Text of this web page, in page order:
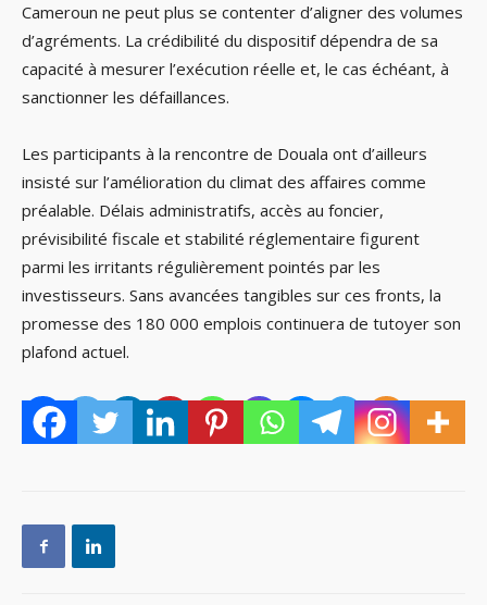
Cameroun ne peut plus se contenter d’aligner des volumes
d’agréments. La crédibilité du dispositif dépendra de sa
capacité à mesurer l’exécution réelle et, le cas échéant, à
sanctionner les défaillances.
Les participants à la rencontre de Douala ont d’ailleurs
insisté sur l’amélioration du climat des affaires comme
préalable. Délais administratifs, accès au foncier,
prévisibilité fiscale et stabilité réglementaire figurent
parmi les irritants régulièrement pointés par les
investisseurs. Sans avancées tangibles sur ces fronts, la
promesse des 180 000 emplois continuera de tutoyer son
plafond actuel.